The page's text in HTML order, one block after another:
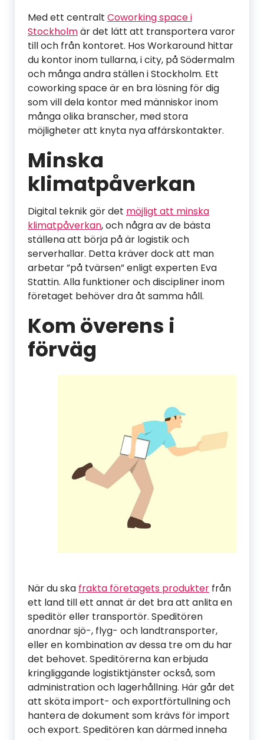
Med ett centralt Coworking space i
Stockholmär det lätt att transportera varor
till och från kontoret. Hos Workaround hittar
du kontor inom tullarna, i city, på Södermalm
och många andra ställen i Stockholm. Ett
coworking space är en bra lösning för dig
som vill dela kontor med människor inom
många olika branscher, med stora
möjligheter att knyta nya affärskontakter.
Minska
klimatpåverkan
Digital teknik gör det möjligt att minska
klimatpåverkan, och några av de bästa
ställena att börja på är logistik och
serverhallar. Detta kräver dock att man
arbetar ”på tvärsen” enligt experten Eva
Stattin. Alla funktioner och discipliner inom
företaget behöver dra åt samma håll.
Kom överens i
förväg
När du ska frakta företagets produkter från
ett land till ett annat är det bra att anlita en
speditör eller transportör. Speditören
anordnar sjö-, flyg- och landtransporter,
eller en kombination av dessa tre om du har
det behovet. Speditörerna kan erbjuda
kringliggande logistiktjänster också, som
administration och lagerhållning. Här går det
att sköta import- och exportförtullning och
hantera de dokument som krävs för import
och export. Speditören kan därmed inneha